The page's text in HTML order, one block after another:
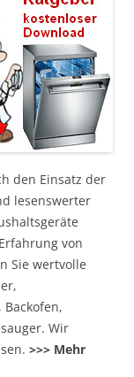
den Einsatz der
lesenswerter
von
Sie wertvolle
Wir
>>> Mehr